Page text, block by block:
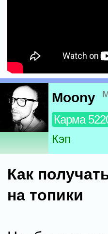
Moony
Карма
Кэп
Как
на топики